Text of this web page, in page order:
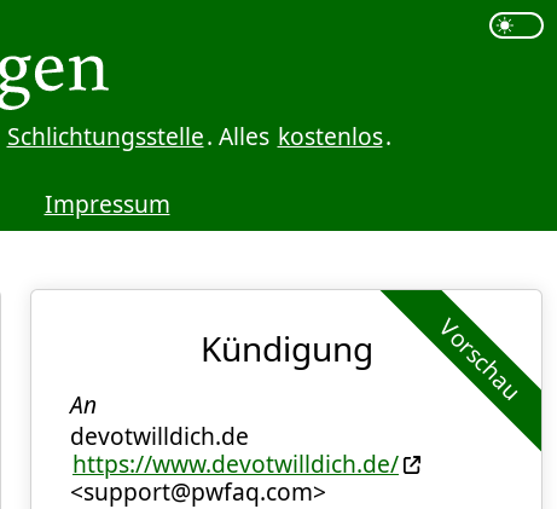
Schlichtungsstelle. Alles kostenlos.
Impressum
Vorschau
Kündigung
An
devotwilldich.de
https://www.devotwilldich.de/
<support@pwfaq.com>